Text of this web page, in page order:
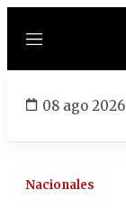
Menú
08 ago 2026
Nacionales